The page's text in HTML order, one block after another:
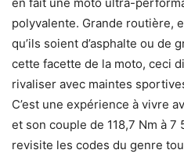
en fait une moto ultra-
polyvalente. Grande routière,
qu’ils soient d’asphalte ou de
cette facette de la moto, ceci
rivaliser avec maintes
C’est une expérience à vivre
et son couple de 118,7 Nm à
revisite les codes du genre